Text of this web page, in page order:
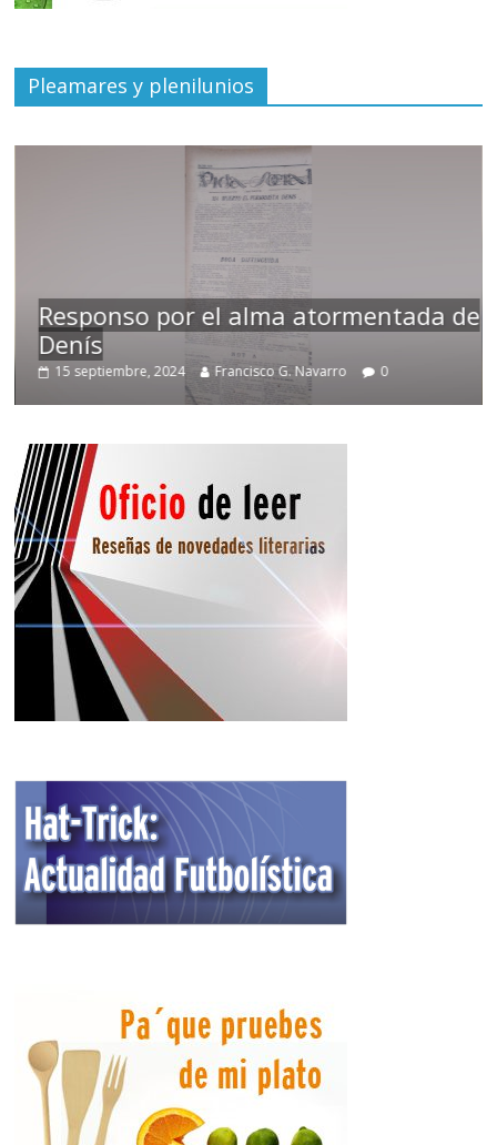
Pleamares y plenilunios
Responso por el alma atormentada de
Denís
15 septiembre, 2024 Francisco G. Navarro 0